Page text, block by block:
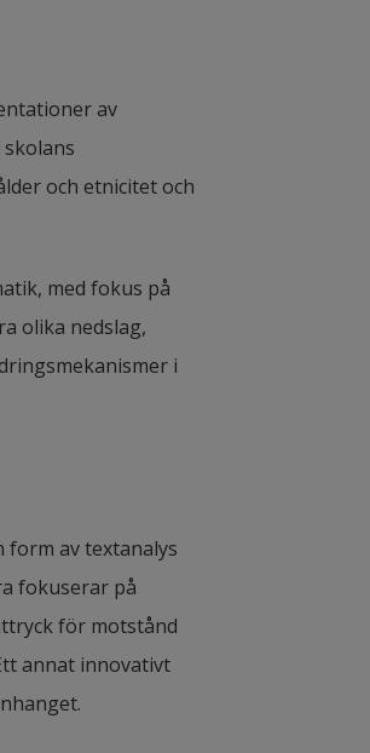
av
och etnicitet och
med fokus på
olika nedslag,
i
form av textanalys
fokuserar på
för motstånd
annat innovativt